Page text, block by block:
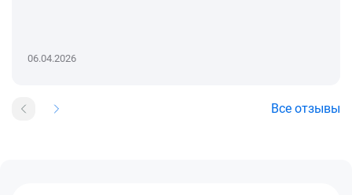
06.04.2026
Все отзывы